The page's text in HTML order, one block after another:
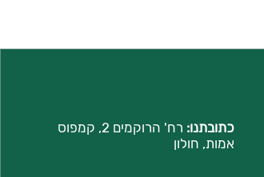
כתובתנו: רח'
הרוקמים 2, קמפוס
אמות, חולון